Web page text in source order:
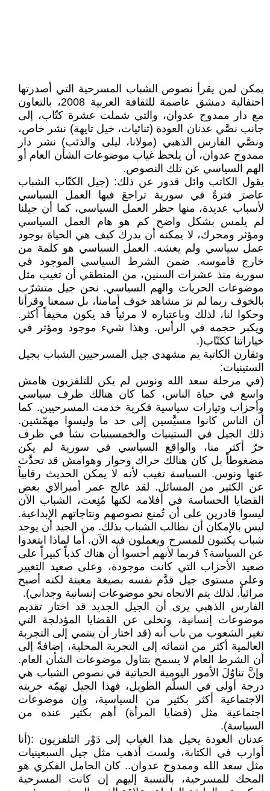
يمكن لمن يقرأ نصوص الشباب المسرحية التي أصدرتها
احتفالية دمشق عاصمة للثقافة العربية 2008، بالتعاون
مع دار ممدوح عدوان، والتي شملت عشرة كتّاب، إلى
جانب نصَّي عدنان العودة (ثنائيات، خيل تايهة) نشر خاص،
ونصَّي الفارس الذهبي (مولانا، ليلى والذئب) نشر دار
ممدوح عدوان، أن يلحظ غياب موضوعات الشأن العام أو
الهم السياسي عن تلك النصوص.
يقول الكاتب وائل قدور عن ذلك: (جيل الكتّاب الشباب
عاصرَ فترةً في سورية تراجعَ فيها العمل السياسي
لأسباب عديدة، منها حظر العمل السياسي، كما أن جيلنا
لم يلمس بشكل واضح كم هو هام العمل السياسي
ومؤثر ومحرك، لا يمكنه أن يدرك كيف هي الحياة بوجود
عمل سياسي ولم يعشه. العمل السياسي هو كلمة من
خارج قاموسه. ضمن الشرط السياسي الموجود في
سورية منذ عشرات السنين، من المنطقي أن تغيب مثل
موضوعات الحريات والهم السياسي. نحن جيل متشرّب
بالخوف ربما لم نرَ مشاهد خوف أمامنا، بل سمعنا وقرأنا
وحكوا لنا، لذلك وباعتباره لا مرئياً قد يكون مخيفاً أكثر.
ويكبر حجمه في الرأس. وهذا شيء موجود ومؤثر في
خياراتنا ككتّاب(.
وتقارن الكاتبة يم مشهدي جيل المسرحيين الشباب بجيل
الستينيات:
(في مرحلة سعد الله ونوس لم يكن للتلفزيون هامش
واسع في حياة الناس، كما كان هنالك ظرف سياسي
وأحزاب وتيارات سياسية فكرية خدمت المسرحيين. كما
أن الناس كانوا مسيَّسين إلى حد ما وليسوا مهمّشين.
ذلك الجيل في الستينيات والخمسينيات نشأ في ظرف
حرّ أكثر منا، والواقع السياسي في سورية لم يكن
مضغوطاً بل كان هنالك حراك وحوار وهوامش قد تحدَّث
عنها ونوس. السياسة تغيب لأنه لا يمكن الحديث رقابياً
عن الكثير من المسائل. لقد عالج عمر أميرالاي بعض
القضايا الحساسة في أفلامه لكنها مُنِعت، الشباب الآن
ليسوا قادرين على أن تُمنع نصوصهم ونتاجاتهم الإبداعية.
ليس بالإمكان أن نطالب الشباب بذلك. من الجيد أن يوجد
شباب يكتبون للمسرح ويعملون فيه الآن. أما لماذا ابتعدوا
عن السياسة؟ فربما لأنهم أحسوا أن هناك كذباً كبيراً على
صعيد الأحزاب التي كانت موجودة، وعلى صعيد التغيير
وعلى مستوى جيل قدَّم نفسه بصيغة معينة لكنه أصبح
مرائياً. لذلك يتم الاتجاه نحو موضوعات إنسانية وجداني).
الفارس الذهبي يرى أن الجيل الجديد قد اختار تقديم
موضوعات إنسانية، وتخلى عن القضايا المؤدلجة التي
تغير الشعوب من باب أنه (قد اختار أن ينتمي إلى التجربة
العالمية أكثر من انتمائه إلى التجربة المحلية، إضافةً إلى
أن الشرط العام لا يسمح بتناول موضوعات الشأن العام.
وإنَّ تناوُلَ الأمور اليومية الحياتية في نصوص الشباب هي
درجة أولى في السلّم الطويل، فهذا الجيل تهمّه حريته
الاجتماعية أكثر بكثير من السياسية، وإن موضوعات
اجتماعية مثل (قضايا المرأة) أهم بكثير عنده من
السياسة).
عدنان العودة يحيل هذا الغياب إلى دَوْر التلفزيون :(أنا
أوارب في الكتابة، ولست أذهب مثل جيل السبعينيات
مثل سعد الله وممدوح عدوان.. كان الحامل الفكري هو
المحك للمسرحية، بالنسبة إليهم إن كانت المسرحية